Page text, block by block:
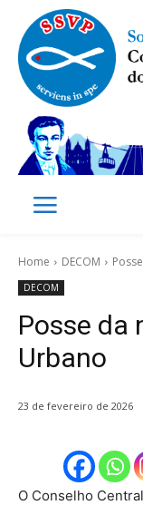
Home DECOM
DECOM
Posse da
Urbano
23 de fevereiro de 2026
O Conselho